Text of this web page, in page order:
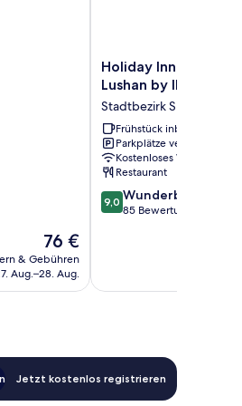
Der
Preis
beträgt
76 €
& Gebühren
Aug.–28. Aug.
Holiday
Inn
Xiamen
Lushan
by
IHG
Stadtbezirk
Siming
Holiday Inn Express
Lushan by IHG
Stadtbezirk Siming
Frühstück inbegriffen
Parkplätze verfügbar
Kostenloses WLAN
Restaurant
9.0
von
9,0 Wunderbar
85 Bewertungen
Jetzt kostenlos registrieren